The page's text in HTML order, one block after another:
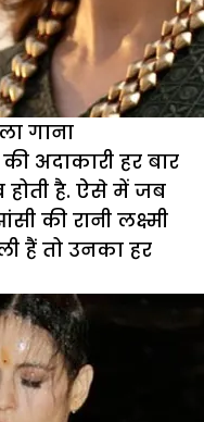
गाना
अदाकारी हर बार
है. ऐसे में जब
की रानी लक्ष्मी
हैं तो उनका हर